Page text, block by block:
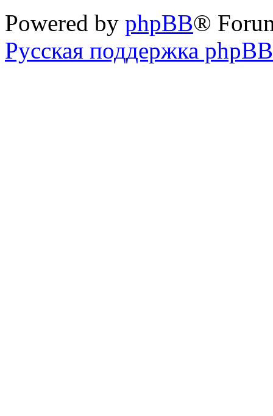
Powered by phpBB®
Русская поддержка phpBB